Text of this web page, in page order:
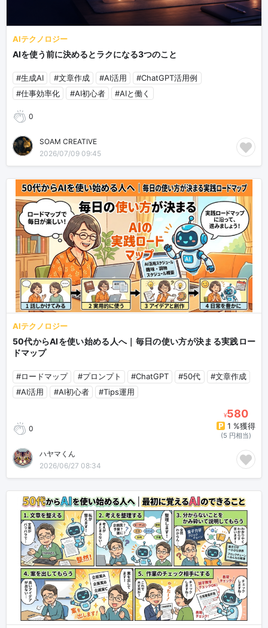
AIテクノロジー
AIを使う前に決めるとラクになる3つのこと
#生成AI #文章作成 #AI活用
#ChatGPT活用例
#仕事効率化
#AI初心者 #AIと働く
0
SOAM CREATIVE
2026/07/09 09:45
AIテクノロジー
50代からAIを使い始める人へ｜毎日の使い方が決まる実践ロー
ドマップ
#ロードマップ #プロンプト #ChatGPT #50代
#文章作成
#AI活用
#AI初心者 #Tips運用
0
¥580
1 %獲得
(5 円相当)
ハヤマくん
2026/06/27 08:34